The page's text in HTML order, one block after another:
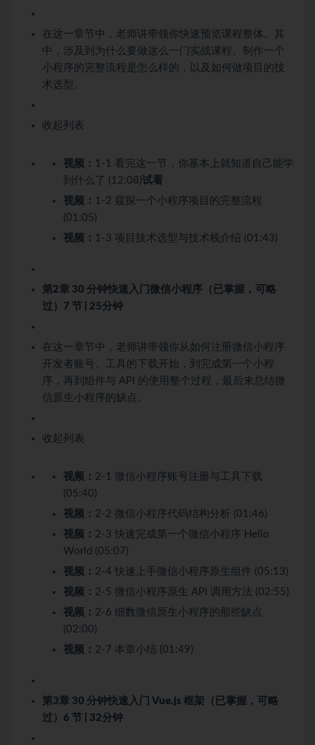
在这一章节中，老师讲带领你快速预览课程整体。其
中，涉及到为什么要做这么一门实战课程、制作一个
小程序的完整流程是怎么样的，以及如何做项目的技
术选型。
收起列表
视频： 1-1 看完这一节，你基本上就知道自己能学
到什么了 (12:08)试看
视频： 1-2 窥探一个小程序项目的完整流程
(01:05)
视频： 1-3 项目技术选型与技术栈介绍 (01:43)
第2章 30 分钟快速入门微信小程序（已掌握，可略
过） 7 节 | 25分钟
在这一章节中，老师讲带领你从如何注册微信小程序
开发者账号、工具的下载开始，到完成第一个小程
序，再到组件与 API 的使用整个过程，最后来总结微
信原生小程序的缺点。
收起列表
视频： 2-1 微信小程序账号注册与工具下载
(05:40)
视频： 2-2 微信小程序代码结构分析 (01:46)
视频： 2-3 快速完成第一个微信小程序 Hello
World (05:07)
视频： 2-4 快速上手微信小程序原生组件 (05:13)
视频： 2-5 微信小程序原生 API 调用方法 (02:55)
视频： 2-6 细数微信原生小程序的那些缺点
(02:00)
视频： 2-7 本章小结 (01:49)
第3章 30 分钟快速入门 Vue.js 框架（已掌握，可略
过） 6 节 | 32分钟